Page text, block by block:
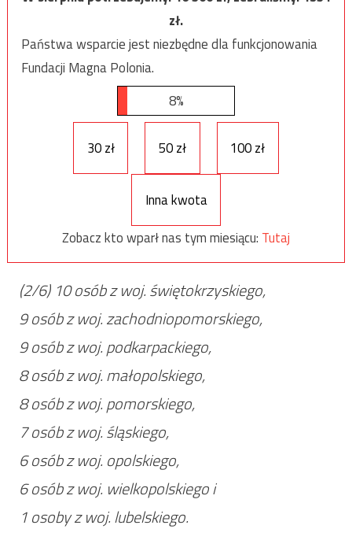
zł.
Państwa wsparcie jest niezbędne dla funkcjonowania
Fundacji Magna Polonia.
8%
30 zł 50 zł 100 zł
Inna kwota
Zobacz kto wparł nas tym miesiącu: Tutaj
(2/6) 10 osób z woj. świętokrzyskiego,
9 osób z woj. zachodniopomorskiego,
9 osób z woj. podkarpackiego,
8 osób z woj. małopolskiego,
8 osób z woj. pomorskiego,
7 osób z woj. śląskiego,
6 osób z woj. opolskiego,
6 osób z woj. wielkopolskiego i
1 osoby z woj. lubelskiego.